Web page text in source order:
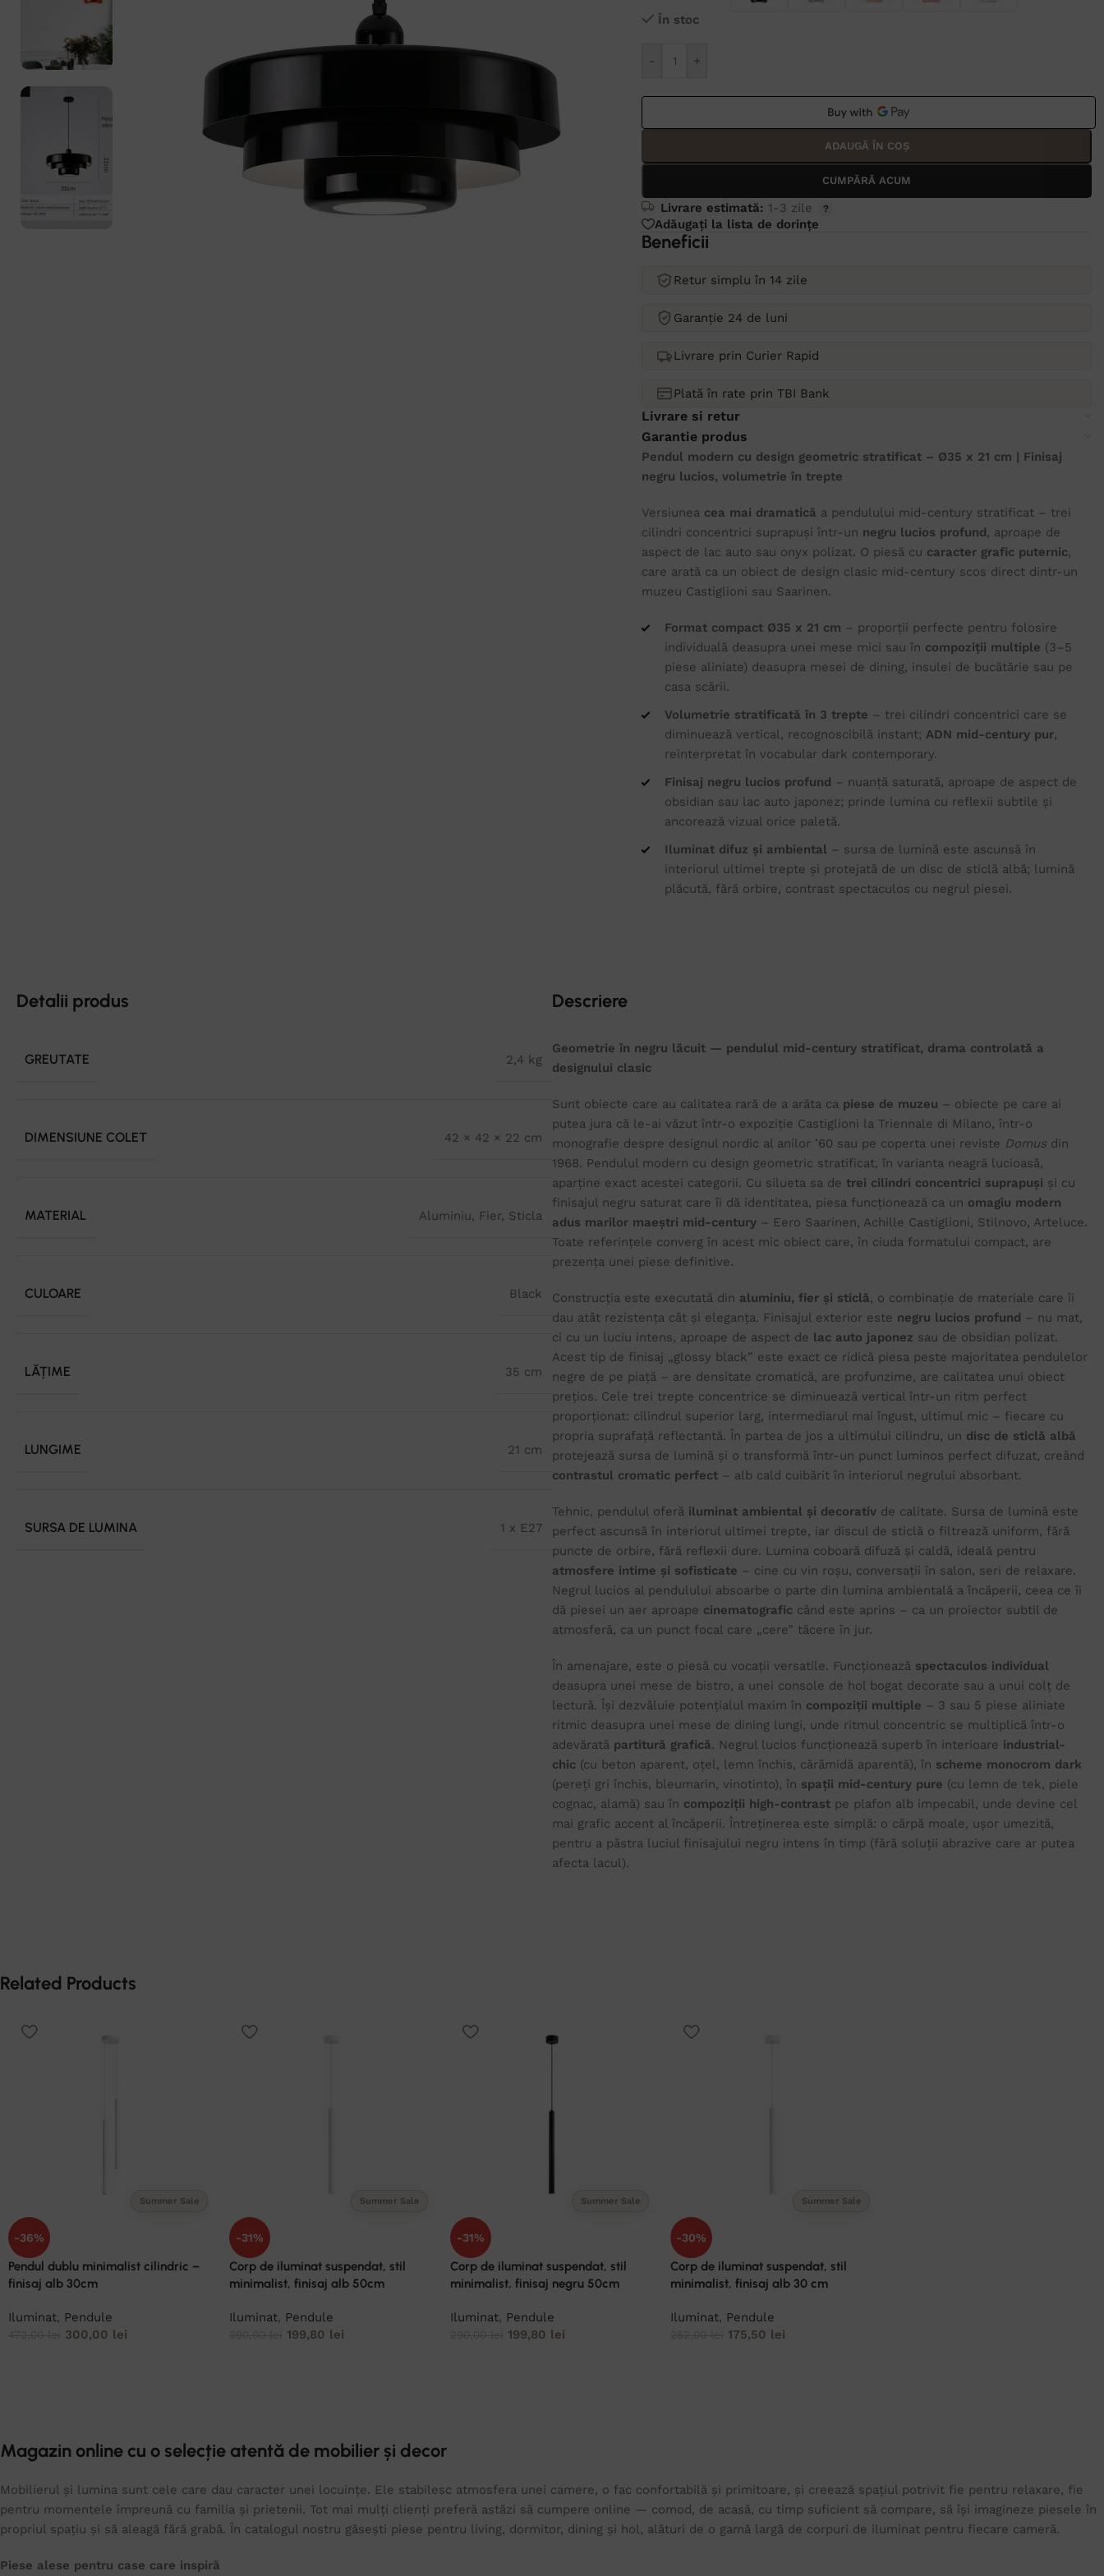
În stoc
- +
ADAUGĂ ÎN COȘ
CUMPĂRĂ ACUM
Livrare estimată: 1-3 zile
Adăugați la lista de dorințe
Beneficii
Retur simplu în 14 zile
Garanție 24 de luni
Livrare prin Curier Rapid
Plată în rate prin TBI Bank
Livrare si retur
Garantie produs
Pendul modern cu design geometric stratificat – Ø35 x 21 cm | Finisaj
negru lucios, volumetrie în trepte
Versiunea cea mai dramatică a pendulului mid-century stratificat – trei
cilindri concentrici suprapuși într-un negru lucios profund, aproape de
aspect de lac auto sau onyx polizat. O piesă cu caracter grafic puternic,
care arată ca un obiect de design clasic mid-century scos direct dintr-un
muzeu Castiglioni sau Saarinen.
Format compact Ø35 x 21 cm – proporții perfecte pentru folosire
individuală deasupra unei mese mici sau în compoziții multiple (3–5
piese aliniate) deasupra mesei de dining, insulei de bucătărie sau pe
casa scării.
Volumetrie stratificată în 3 trepte – trei cilindri concentrici care se
diminuează vertical, recognoscibilă instant;ADN mid-century pur,
reinterpretat în vocabular dark contemporary.
Finisaj negru lucios profund – nuanță saturată, aproape de aspect de
obsidian sau lac auto japonez; prinde lumina cu reflexii subtile și
ancorează vizual orice paletă.
Iluminat difuz și ambiental – sursa de lumină este ascunsă în
interiorul ultimei trepte și protejată de un disc de sticlă albă; lumină
plăcută, fără orbire, contrast spectaculos cu negrul piesei.
Detalii produs
GREUTATE 2,4 kg
DIMENSIUNE COLET 42 × 42 × 22 cm
MATERIAL Aluminiu, Fier, Sticla
CULOARE Black
LĂȚIME 35 cm
LUNGIME 21 cm
SURSA DE LUMINA 1 x E27
Descriere
Geometrie în negru lăcuit — pendulul mid-century stratificat, drama controlată a
designului clasic
Sunt obiecte care au calitatea rară de a arăta ca piese de muzeu – obiecte pe care ai
putea jura că le-ai văzut într-o expoziție Castiglioni la Triennale di Milano, într-o
monografie despre designul nordic al anilor ’60 sau pe coperta unei reviste Domus din
1968. Pendulul modern cu design geometric stratificat, în varianta neagră lucioasă,
aparține exact acestei categorii. Cu silueta sa de trei cilindri concentrici suprapuși și cu
finisajul negru saturat care îi dă identitatea, piesa funcționează ca un omagiu modern
adus marilor maeștri mid-century – Eero Saarinen, Achille Castiglioni, Stilnovo, Arteluce.
Toate referințele converg în acest mic obiect care, în ciuda formatului compact, are
prezența unei piese definitive.
Construcția este executată din aluminiu, fier și sticlă, o combinație de materiale care îi
dau atât rezistența cât și eleganța. Finisajul exterior este negru lucios profund – nu mat,
ci cu un luciu intens, aproape de aspect de lac auto japonez sau de obsidian polizat.
Acest tip de finisaj „glossy black” este exact ce ridică piesa peste majoritatea pendulelor
negre de pe piață – are densitate cromatică, are profunzime, are calitatea unui obiect
prețios. Cele trei trepte concentrice se diminuează vertical într-un ritm perfect
proporționat: cilindrul superior larg, intermediarul mai îngust, ultimul mic – fiecare cu
propria suprafață reflectantă. În partea de jos a ultimului cilindru, un disc de sticlă albă
protejează sursa de lumină și o transformă într-un punct luminos perfect difuzat, creând
contrastul cromatic perfect – alb cald cuibărit în interiorul negrului absorbant.
Tehnic, pendulul oferă iluminat ambiental și decorativ de calitate. Sursa de lumină este
perfect ascunsă în interiorul ultimei trepte, iar discul de sticlă o filtrează uniform, fără
puncte de orbire, fără reflexii dure. Lumina coboară difuză și caldă, ideală pentru
atmosfere intime și sofisticate – cine cu vin roșu, conversații în salon, seri de relaxare.
Negrul lucios al pendulului absoarbe o parte din lumina ambientală a încăperii, ceea ce îi
dă piesei un aer aproape cinematografic când este aprins – ca un proiector subtil de
atmosferă, ca un punct focal care „cere” tăcere în jur.
În amenajare, este o piesă cu vocații versatile. Funcționează spectaculos individual
deasupra unei mese de bistro, a unei console de hol bogat decorate sau a unui colț de
lectură. Își dezvăluie potențialul maxim în compoziții multiple – 3 sau 5 piese aliniate
ritmic deasupra unei mese de dining lungi, unde ritmul concentric se multiplică într-o
adevărată partitură grafică. Negrul lucios funcționează superb în interioare industrial-
chic (cu beton aparent, oțel, lemn închis, cărămidă aparentă), în scheme monocrom dark
(pereți gri închis, bleumarin, vinotinto), în spații mid-century pure (cu lemn de tek, piele
cognac, alamă) sau în compoziții high-contrast pe plafon alb impecabil, unde devine cel
mai grafic accent al încăperii. Întreținerea este simplă: o cârpă moale, ușor umezită,
pentru a păstra luciul finisajului negru intens în timp (fără soluții abrazive care ar putea
afecta lacul).
Related Products
Summer Sale
-36%
Pendul dublu minimalist cilindric –
finisaj alb 30cm
Iluminat, Pendule
300,00 lei
Summer Sale
-31%
Corp de iluminat suspendat, stil
minimalist, finisaj alb 50cm
Iluminat, Pendule
199,80 lei
Summer Sale
-31%
Corp de iluminat suspendat, stil
minimalist, finisaj negru 50cm
Iluminat, Pendule
199,80 lei
Summer Sale
-30%
Corp de iluminat suspendat, stil
minimalist, finisaj alb 30 cm
Iluminat, Pendule
175,50 lei
Magazin online cu o selecție atentă de mobilier și decor
Mobilierul și lumina sunt cele care dau caracter unei locuințe. Ele stabilesc atmosfera unei camere, o fac confortabilă și primitoare, și creează spațiul potrivit fie pentru relaxare, fie
pentru momentele împreună cu familia și prietenii. Tot mai mulți clienți preferă astăzi să cumpere online — comod, de acasă, cu timp suficient să compare, să își imagineze piesele în
propriul spațiu și să aleagă fără grabă. În catalogul nostru găsești piese pentru living, dormitor, dining și hol, alături de o gamă largă de corpuri de iluminat pentru fiecare cameră.
Piese alese pentru case care inspiră